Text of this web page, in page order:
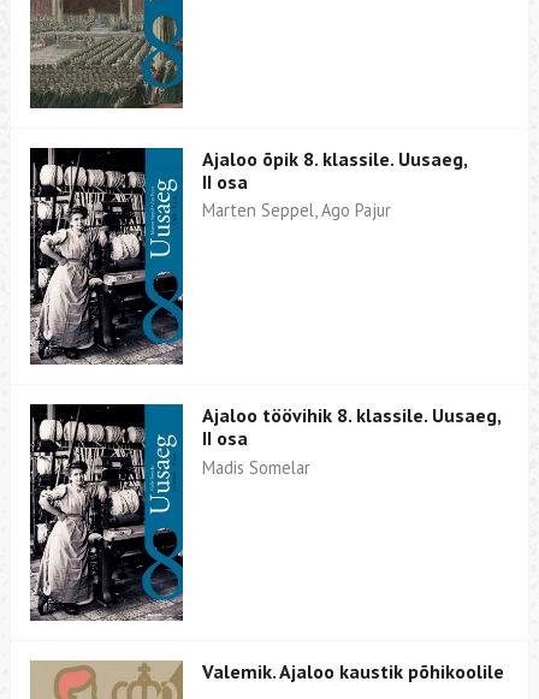
Ajaloo õpik 8. klassile. Uusaeg,
II osa
Marten Seppel, Ago Pajur
Ajaloo töövihik 8. klassile. Uusaeg,
II osa
Madis Somelar
Valemik. Ajaloo kaustik põhikoolile